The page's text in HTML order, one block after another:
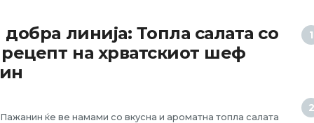
добра линија: Топла салата со
на хрватскиот шеф
ќе ве намами со вкусна и ароматна топла салата